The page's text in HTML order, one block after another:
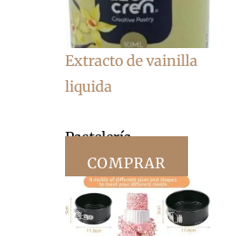
Extracto de vainilla
liquida
Pastelería
COMPRAR